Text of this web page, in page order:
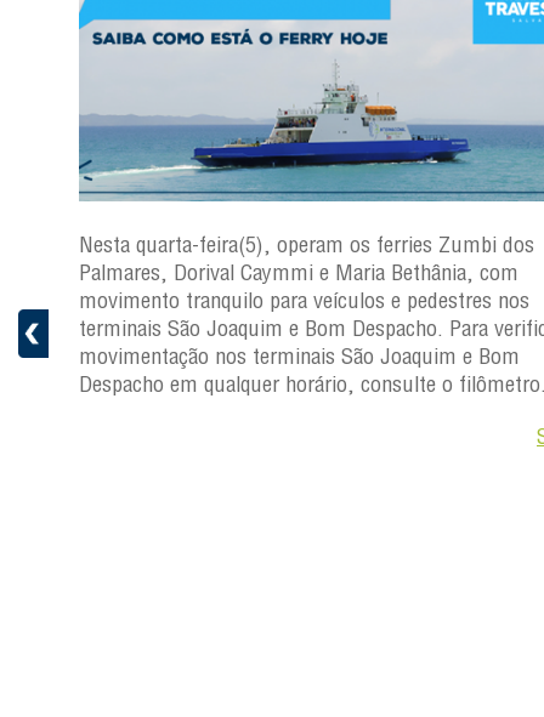
a
Nesta quarta-feira(5), operam os ferries Zumbi dos
Palmares, Dorival Caymmi e Maria Bethânia, com
movimento tranquilo para veículos e pedestres nos
terminais São Joaquim e Bom Despacho. Para
movimentação nos terminais São Joaquim e Bom
Despacho em qualquer horário, consulte o